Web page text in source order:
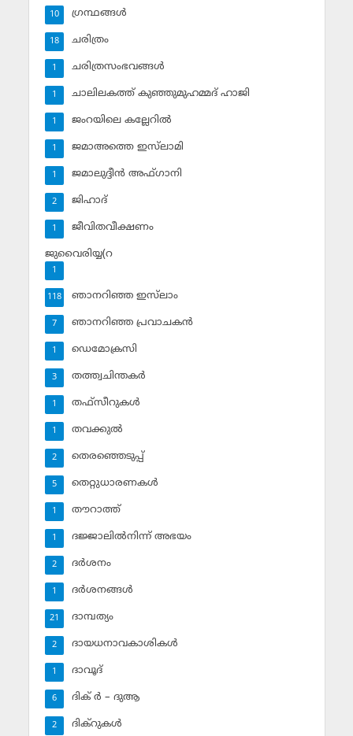
ഗ്രന്ഥങ്ങള്‍
10
ചരിത്രം
18
ചരിത്രസംഭവങ്ങള്‍
1
ചാലിലകത്ത് കുഞ്ഞുമുഹമ്മദ് ഹാജി
1
ജംറയിലെ കല്ലേറില്‍
1
ജമാഅത്തെ ഇസ്‌ലാമി
1
ജമാലുദ്ദീന്‍ അഫ്ഗാനി
1
ജിഹാദ്‌
2
ജീവിതവീക്ഷണം
1
ജുവൈരിയ്യ(റ
1
ഞാനറിഞ്ഞ ഇസ്‌ലാം
118
ഞാനറിഞ്ഞ പ്രവാചകന്‍
7
ഡെമോക്രസി
1
തത്ത്വചിന്തകര്‍
3
തഫ്‌സീറുകള്‍
1
തവക്കുല്‍
1
തെരഞ്ഞെടുപ്പ്
2
തെറ്റുധാരണകള്‍
5
തൗറാത്ത്
1
ദജ്ജാലില്‍നിന്ന് അഭയം
1
ദര്‍ശനം
2
ദര്‍ശനങ്ങള്‍
1
ദാമ്പത്യം
21
ദായധനാവകാശികള്‍
2
ദാവൂദ്‌
1
ദിക് ര്‍ – ദുആ
6
ദിക്‌റുകള്‍
2